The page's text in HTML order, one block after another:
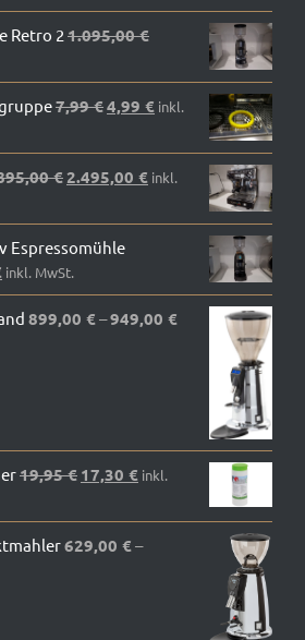
Retro 2 1.095,00€
7,99€Ursprünglicher
war:
7,99 €
4,99 € Aktueller
ist:
4,99 €.
inkl.
€Ursprünglicher
war:
4.895,00 €
2.495,00 € Aktueller
ist:
2.495,00 €.
inkl.
Espressomühle
Aktueller
Preis
ist:
inkl. MwSt.
899,00 €–949,00 €
19,95€ Ursprünglicher
war:
19,95 €
17,30 € Aktueller
ist:
17,30 €.
inkl.
629,00 €–